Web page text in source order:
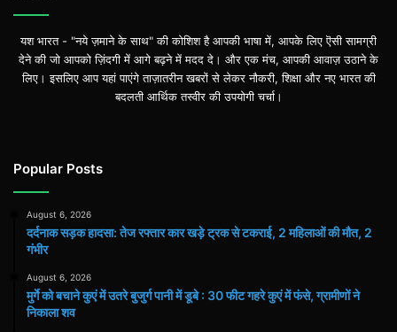
यश भारत - "नये ज़माने के साथ" की कोशिश है आपकी भाषा में, आपके लिए ऎसी सामग्री
देने की जो आपको ज़िंदगी में आगे बढ़ने में मदद दे। और एक मंच, आपकी आवाज़ उठाने के
लिए। इसलिए आप यहां पाएंगे ताज़ातरीन खबरों से लेकर नौकरी, शिक्षा और नए भारत की
बदलती आर्थिक तस्वीर की उपयोगी चर्चा।
Popular Posts
August 6, 2026
दर्दनाक सड़क हादसा: तेज रफ्तार कार खड़े ट्रक से टकराई, 2 महिलाओं की मौत, 2
गंभीर
August 6, 2026
मुर्गे को बचाने कुएं में उतरे बुजुर्ग पानी में डूबे : 30 फीट गहरे कुएं में फंसे, ग्रामीणों ने
निकाला शव